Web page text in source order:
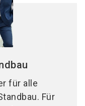
für alle
Für